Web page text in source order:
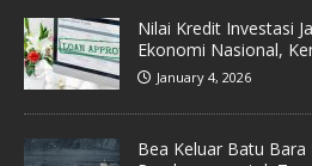
Nilai Kredit Investasi
Ekonomi Nasional,
January 4, 2026
Bea Keluar Batu